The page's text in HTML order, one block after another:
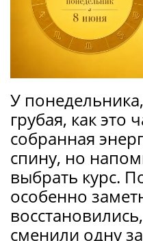
У
грубая, как это
собранная
спину, но
выбрать курс.
особенно
сменили одну